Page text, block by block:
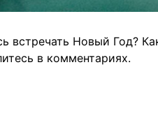
встречать Новый Год?
в комментариях.